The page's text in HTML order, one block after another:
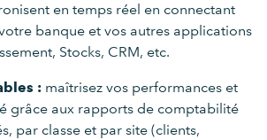
en temps réel en connectant
banque et vos autres applications
Stocks, CRM, etc.
: maîtrisez vos performances et
grâce aux rapports de comptabilité
par classe et par site (clients,